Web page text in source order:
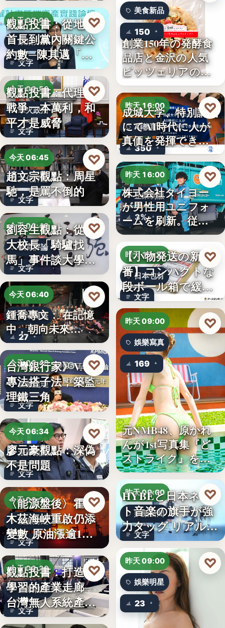
今天 07:00
政治分析
文字
觀點投書：從地方
首長到黨內關鍵公
約數─陳其邁「被
組閣」背…
♡
今天 06:50
軍火政治
文字
觀點投書：代理人
戰爭一本萬利，和
平才是威脅
♡
今天 06:45
文化評論
文字
趙文宗觀點：周星
馳，是罵不倒的
♡
今天 06:42
教育評論
文字
劉容生觀點：從清
大校長「騎驢找
馬」事件談大學治
理與領導倫…
♡
今天 06:40
劇場隨筆
27
鍾喬專文： 在記憶
中，朝向未來…
♡
今天 06:40
金融監理
文字
台灣銀行家》VASP
專法搭子法，築監
理鐵三角
♡
今天 06:34
法律觀點
文字
廖元豪觀點：深偽
不是問題
♡
今天 06:30
能源財經
文字
〈能源盤後〉霍爾
木茲海峽重啟仍添
變數 原油漲逾1%
但周…
♡
今天 06:30
產業戰略
文字
觀點投書：打造會
學習的產業走廊─
台灣無人系統產業
需要的是…
♡
美食新品
150
創業150年の発酵食
品店と金沢の人気
ピッツェリアのコ
ラボ…
昨天 16:00
AI教育
350
成城大学、特別講義
にてAI時代に人が
真価を発揮できる
理由…
♡
昨天 16:00
企業制服
3%
株式会社タイヨー
が男性用ユニフォ
ームを刷新。従来
の男女兼…
♡
昨天 15:10
日本包材
文字
【小物発送の新定
番】コンパクトな
段ボール箱で緩衝
材の節約…
♡
昨天 09:00
娛樂寫真
169
元NMB48、原かれ
んが1st写真集『ど
ストライク』を…
♡
昨天 09:00
娛樂新聞
文字
HYBEと日本ネッ
ト音楽の旗手が強
力タッグ リアル×
バー…
♡
昨天 09:00
娛樂明星
23
♡